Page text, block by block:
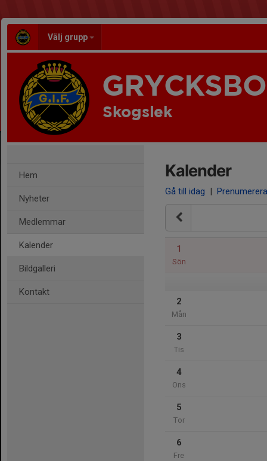
Välj grupp
Skogslek
Hem
Nyheter
Medlemmar
Kalender
Bildgalleri
Kontakt
Kalender
Gå till idag | Prenumerera
1
Sön
2
Mån
3
Tis
4
Ons
5
Tor
6
Fre